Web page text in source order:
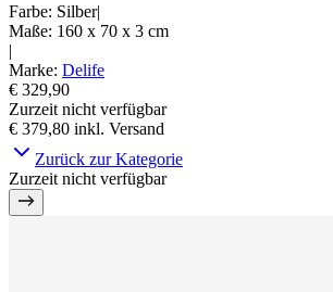
Farbe: Silber|
Maße: 160 x 70 x 3 cm
|
Marke: Delife
€ 329,90
Zurzeit nicht verfügbar
€ 379,80 inkl. Versand
Zurück zur Kategorie
Zurzeit nicht verfügbar